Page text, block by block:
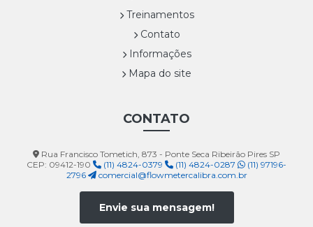
Treinamentos
Contato
Informações
Mapa do site
CONTATO
Rua Francisco Tometich, 873 - Ponte Seca Ribeirão Pires SP
CEP: 09412-190
(11) 4824-0379 (11) 4824-0287
(11) 97196-
2796
comercial@flowmetercalibra.com.br
Envie sua mensagem!